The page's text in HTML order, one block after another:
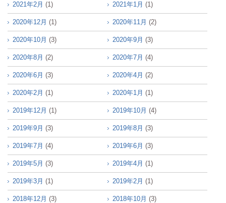
2021年2月 (1) 2021年1月 (1)
2020年12月 (1) 2020年11月 (2)
2020年10月 (3) 2020年9月 (3)
2020年8月 (2) 2020年7月 (4)
2020年6月 (3) 2020年4月 (2)
2020年2月 (1) 2020年1月 (1)
2019年12月 (1) 2019年10月 (4)
2019年9月 (3) 2019年8月 (3)
2019年7月 (4) 2019年6月 (3)
2019年5月 (3) 2019年4月 (1)
2019年3月 (1) 2019年2月 (1)
2018年12月 (3) 2018年10月 (3)